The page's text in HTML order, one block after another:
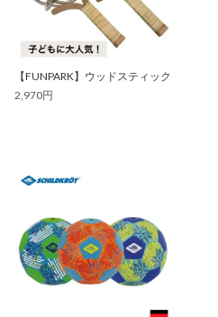
【FUNPARK】ウッドスティック
2,970円